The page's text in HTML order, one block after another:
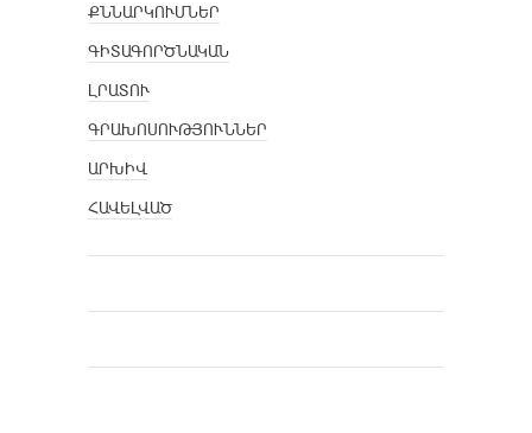
ՔՆՆԱՐԿՈՒՄՆԵՐ
ԳԻՏԱԳՈՐԾՆԱԿԱՆ
ԼՐԱՏՈՒ
ԳՐԱԽՈՍՈՒԹՅՈՒՆՆԵՐ
ԱՐԽԻՎ
ՀԱՎԵԼՎԱԾ